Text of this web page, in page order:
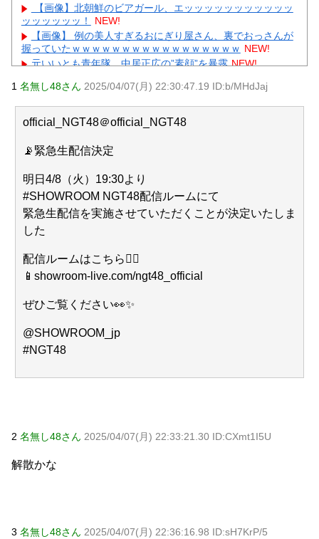
【画像】北朝鮮のビアガール、エッッッッッッッッッッッ
ッッッッッッ！
NEW!
【画像】 例の美人すぎるおにぎり屋さん、裏でおっさんが
握っていたｗｗｗｗｗｗｗｗｗｗｗｗｗｗｗｗｗ NEW!
元いいとも青年隊、中居正広の”素顔”を暴露 NEW!
NEW!
【動画】 町の中華料理屋さん、娘の採用で人気店になって
しまう NEW!
持ち大激論にｗｗｗ
にガル民騒然ｗｗｗ
元AKB社長、22億円申告漏れ 乃木坂46運営会社の株式を
パチンコ京楽産業に譲渡【ノース・リバー】【窪田康志】
元AKB社長、22億円申告漏れ 乃木坂46運営会社の株式を
パチンコ京楽産業に譲渡【ノース・リバー】【窪田康志】
Powered by livedoor 相互RSS
1 名無し48さん 2025/04/07(月) 22:30:47.19 ID:b/MHdJaj
official_NGT48＠official_NGT48
📡緊急生配信決定
明日4/8（火）19:30より
#SHOWROOM NGT48配信ルームにて
緊急生配信を実施させていただくことが決定いたしま
した
配信ルームはこちら💁‍♀
📱showroom-live.com/ngt48_official
ぜひご覧ください👀✨
@SHOWROOM_jp
#NGT48
2 名無し48さん 2025/04/07(月) 22:33:21.30 ID:CXmt1I5U
解散かな
3 名無し48さん 2025/04/07(月) 22:36:16.98 ID:sH7KrP/5